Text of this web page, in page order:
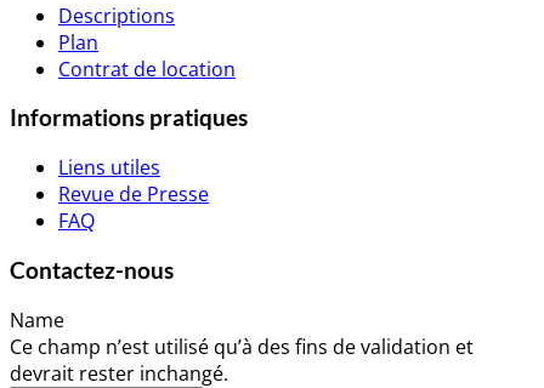
Descriptions
Plan
Contrat de location
Informations pratiques
Liens utiles
Revue de Presse
FAQ
Contactez-nous
Name
Ce champ n’est utilisé qu’à des fins de validation et
devrait rester inchangé.